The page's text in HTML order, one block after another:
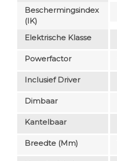
Beschermingsindex
(IK)
Elektrische Klasse
Powerfactor
Inclusief Driver
Dimbaar
Kantelbaar
Breedte (mm)